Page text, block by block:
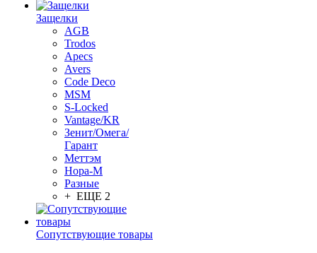
Защелки
AGB
Trodos
Apecs
Avers
Code Deco
MSM
S-Locked
Vantage/KR
Зенит/Омега/
Гарант
Меттэм
Нора-М
Разные
+ ЕЩЕ 2
Сопутствующие товары